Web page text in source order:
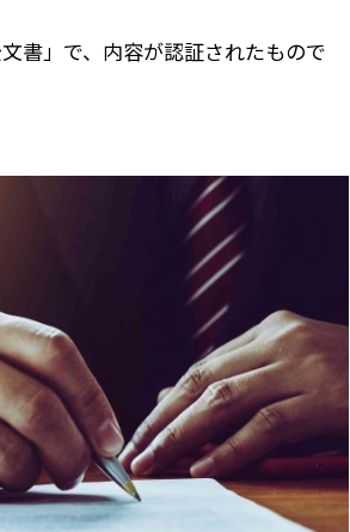
書」で、内容が認証されたもので